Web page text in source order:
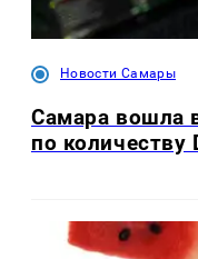
Новости Самары
Самара вошла
по количеству